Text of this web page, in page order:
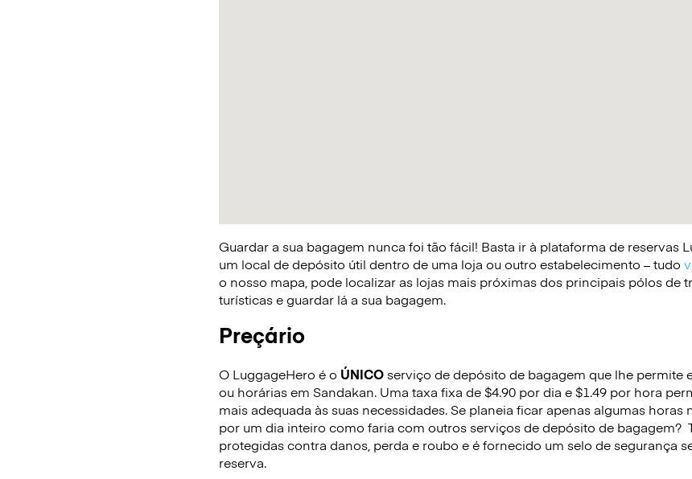
Guardar a sua bagagem nunca foi tão fácil! Basta ir à plataforma de reservas
um local de depósito útil dentro de uma loja ou outro estabelecimento – tudo
o nosso mapa, pode localizar as lojas mais próximas dos principais pólos de
turísticas e guardar lá a sua bagagem.
Preçário
O LuggageHero é o ÚNICOserviço de depósito de bagagem que lhe permite
ou horárias em Sandakan. Uma taxa fixa de $4.90 por dia e $1.49 por hora
mais adequada às suas necessidades. Se planeia ficar apenas algumas
por um dia inteiro como faria com outros serviços de depósito de bagagem?
protegidas contra danos, perda e roubo e é fornecido um selo de segurança
reserva.